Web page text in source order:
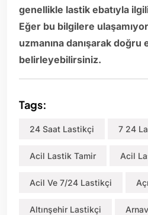
genellikle lastik ebatıyla
Eğer bu bilgilere
uzmanına danışarak doğru
belirleyebilirsiniz.
Tags:
24 Saat Lastikçi 7 24
Acil Lastik Tamir Acil
Acil Ve 7/24 Lastikçi
Altınşehir Lastikçi